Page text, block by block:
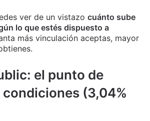
ver de un vistazo cuánto sube
lo que estés dispuesto a
más vinculación aceptas, mayor
el punto de
(3,04%